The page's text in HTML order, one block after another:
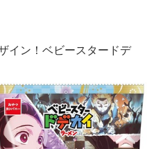
イン！ベビースタードデ